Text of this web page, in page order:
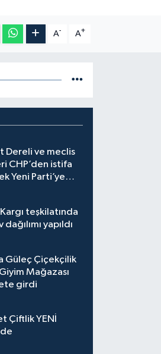
A- A+
Dereli ve meclis
CHP’den istifa
Yeni Parti’ye
teşkilatında
yapıldı
Güleç Çiçekçilik
Mağazası
girdi
YENİ